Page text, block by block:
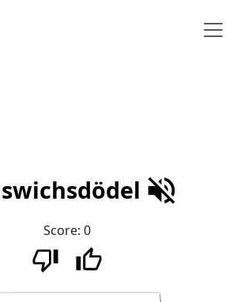
Score: 0